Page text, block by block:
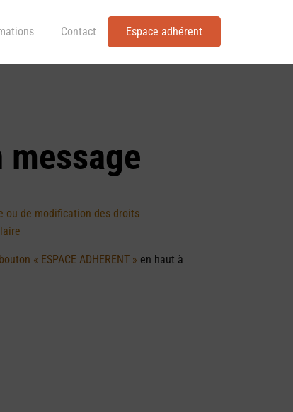
Contact Espace adhérent
ou de modification des droits
bouton « ESPACE ADHERENT » en haut à